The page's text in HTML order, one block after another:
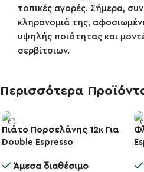
τοπικές αγορές. Σήμερα,
κληρονομιά της,
υψηλής ποιότητας και
σερβίτσιων.
Περισσότερα
-15%
Πιάτο Πορσελάνης 12κ Για
Double Espresso
Άμεσα διαθέσιμο
-